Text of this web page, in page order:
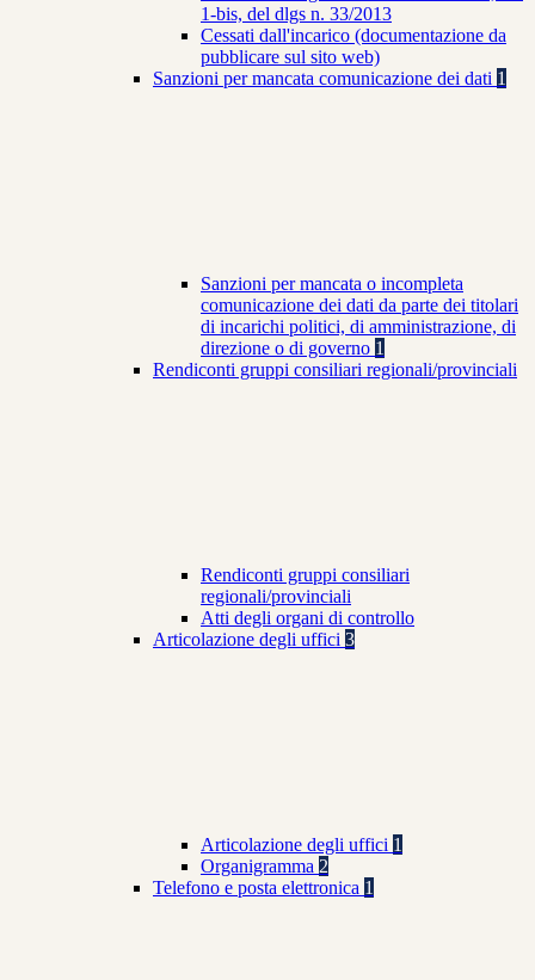
1-bis, del dlgs n. 33/2013
Cessati dall'incarico (documentazione da
pubblicare sul sito web)
Sanzioni per mancata comunicazione dei dati 1
Sanzioni per mancata o incompleta
comunicazione dei dati da parte dei titolari
di incarichi politici, di amministrazione, di
direzione o di governo 1
Rendiconti gruppi consiliari regionali/provinciali
Rendiconti gruppi consiliari
regionali/provinciali
Atti degli organi di controllo
Articolazione degli uffici 3
Articolazione degli uffici 1
Organigramma 2
Telefono e posta elettronica 1